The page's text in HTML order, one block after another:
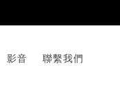
影音 聯繫我們